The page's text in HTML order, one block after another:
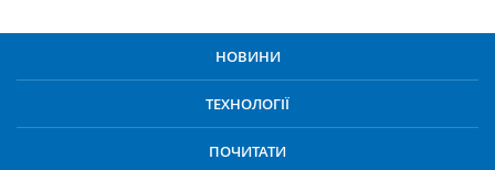
НОВИНИ
ТЕХНОЛОГІЇ
ПОЧИТАТИ